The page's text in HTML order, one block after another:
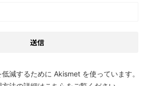
減するために Akismet を使っています。